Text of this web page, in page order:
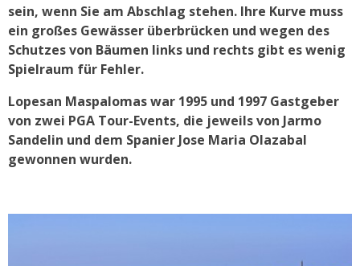
sein, wenn Sie am Abschlag stehen. Ihre Kurve muss
ein großes Gewässer überbrücken und wegen des
Schutzes von Bäumen links und rechts gibt es wenig
Spielraum für Fehler.
Lopesan Maspalomas war 1995 und 1997 Gastgeber
von zwei PGA Tour-Events, die jeweils von Jarmo
Sandelin und dem Spanier Jose Maria Olazabal
gewonnen wurden.